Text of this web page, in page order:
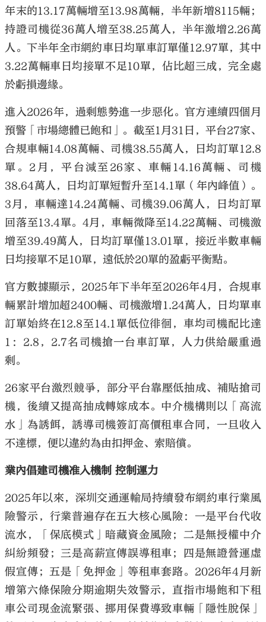
年末的13.17萬輛增至13.98萬輛，半年新增8115輛；
持證司機從36萬人增至38.25萬人，半年激增2.26萬
人。下半年全市網約車日均單車訂單僅12.97單，其中
3.22萬輛車日均接單不足10單，佔比超三成，完全處
於虧損邊緣。
進入2026年，過剩態勢進一步惡化。官方連續四個月
預警「市場總體已飽和」。截至1月31日，平台27家、
合規車輛14.08萬輛、司機38.55萬人，日均訂單12.8
單。2月，平台減至26家、車輛14.16萬輛、司機
38.64萬人，日均訂單短暫升至14.1單（年內峰值）。
3月，車輛達14.24萬輛、司機39.06萬人，日均訂單
回落至13.4單。4月，車輛微降至14.22萬輛、司機激
增至39.49萬人，日均訂單僅13.01單，接近半數車輛
日均接單不足10單，遠低於20單的盈虧平衡點。
官方數據顯示，2025年下半年至2026年4月，合規車
輛累計增加超2400輛、司機激增1.24萬人，日均單車
訂單始終在12.8至14.1單低位徘徊，車均司機配比達
1：2.8，2.7名司機搶一台車訂單，人力供給嚴重過
剩。
26家平台激烈競爭，部分平台靠壓低抽成、補貼搶司
機，後續又提高抽成轉嫁成本。中介機構則以「高流
水」為誘餌，誘導司機簽訂高價租車合同，一旦收入
不達標，便以違約為由扣押金、索賠償。
業內倡建司機准入機制 控制運力
2025年以來，深圳交通運輸局持續發布網約車行業風
險警示，行業普遍存在五大核心風險：一是平台代收
流水，「保底模式」暗藏資金風險；二是無授權中介
糾紛頻發；三是高薪宣傳誤導租車；四是無證營運虛
假宣傳；五是「免押金」等租車套路。2026年4月新
增第六條保險分期逾期失效警示，直指市場飽和下租
車公司現金流緊張、挪用保費導致車輛「隱性脫保」